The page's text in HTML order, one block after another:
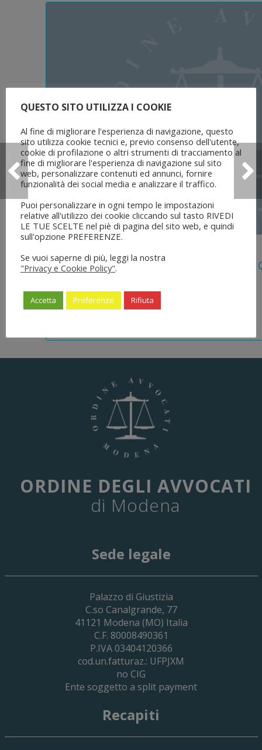
Legge 28 Luglio 2026 N. 137 “delega
Dell’ordinamento Forense”
29 Giugno 2026
Cassa Forense – Elezioni Dei Delegati
2030
ORDINE DEGLI AVVOCATI
di Modena
Sede legale
Palazzo di Giustizia
C.so Canalgrande, 77
41121 Modena (MO) Italia
C.F. 80008490361
P.IVA 03404120366
cod.un.fatturaz.: UFPJXM
no CIG
Ente soggetto a split payment
Recapiti
QUESTO SITO UTILIZZA I COOKIE
Al fine di migliorare l'esperienza di navigazione, questo
sito utilizza cookie tecnici e, previo consenso dell'utente,
cookie di profilazione o altri strumenti di tracciamento al
fine di migliorare l'esperienza di navigazione sul sito
web, personalizzare contenuti ed annunci, fornire
funzionalità dei social media e analizzare il traffico.
Puoi personalizzare in ogni tempo le impostazioni
relative all'utilizzo dei cookie cliccando sul tasto RIVEDI
LE TUE SCELTE nel piè di pagina del sito web, e quindi
sull'opzione PREFERENZE.
Se vuoi saperne di più, leggi la nostra
"Privacy e Cookie Policy".
Accetta Preferenze Rifiuta